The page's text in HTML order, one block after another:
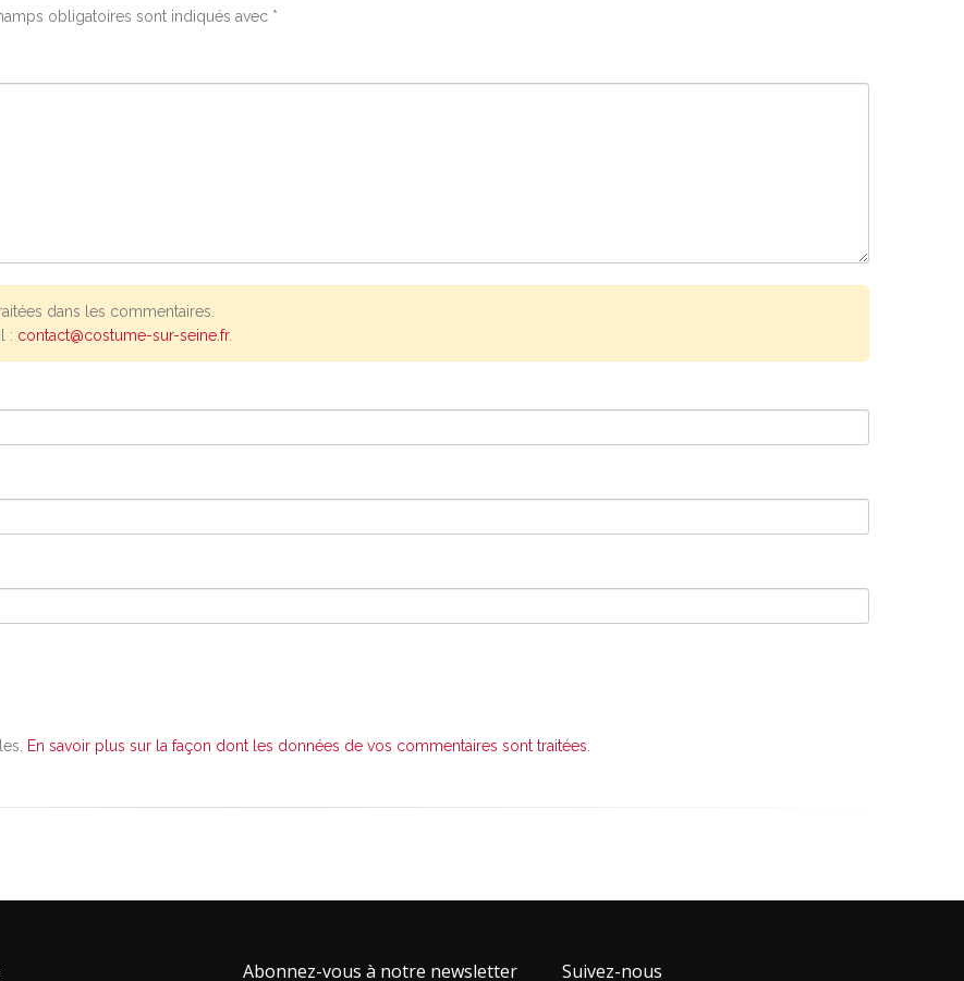
obligatoires sont indiqués avec *
dans les commentaires.
: contact@costume-sur-seine.fr.
En savoir plus sur la façon dont les données de vos commentaires sont traitées.
Abonnez-vous à notre newsletter Suivez-nous